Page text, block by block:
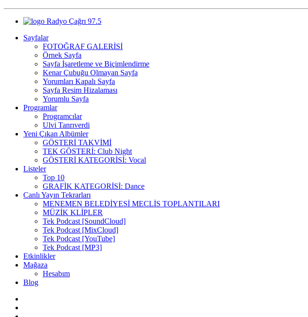
Radyo Çağrı 97.5
Sayfalar
FOTOĞRAF GALERİSİ
Örnek Sayfa
Sayfa İşaretleme ve Biçimlendirme
Kenar Çubuğu Olmayan Sayfa
Yorumları Kapalı Sayfa
Sayfa Resim Hizalaması
Yorumlu Sayfa
Programlar
Programcılar
Ulvi Tanrıverdi
Yeni Çıkan Albümler
GÖSTERİ TAKVİMİ
TEK GÖSTERİ: Club Night
GÖSTERİ KATEGORİSİ: Vocal
Listeler
Top 10
GRAFİK KATEGORİSİ: Dance
Canlı Yayın Tekrarları
MENEMEN BELEDİYESİ MECLİS TOPLANTILARI
MÜZİK KLİPLER
Tek Podcast [SoundCloud]
Tek Podcast [MixCloud]
Tek Podcast [YouTube]
Tek Podcast [MP3]
Etkinlikler
Mağaza
Hesabım
Blog